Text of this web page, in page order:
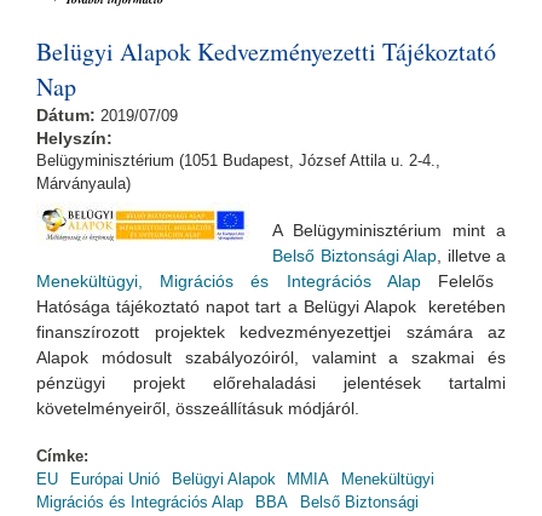
Belügyi Alapok Kedvezményezetti Tájékoztató
Nap
Dátum: 2019/07/09
Helyszín:
Belügyminisztérium (1051 Budapest, József Attila u. 2-4.,
Márványaula)
A Belügyminisztérium mint a
Belső Biztonsági Alap , illetve a
Menekültügyi, Migrációs és Integrációs AlapFelelős
Hatósága tájékoztató napot tart a Belügyi Alapok keretében
finanszírozott projektek kedvezményezettjei számára az
Alapok módosult szabályozóiról, valamint a szakmai és
pénzügyi projekt előrehaladási jelentések tartalmi
követelményeiről, összeállításuk módjáról.
Címke:
EU
Európai Unió Belügyi Alapok MMIA
Menekültügyi
Migrációs és Integrációs Alap
BBA
Belső Biztonsági